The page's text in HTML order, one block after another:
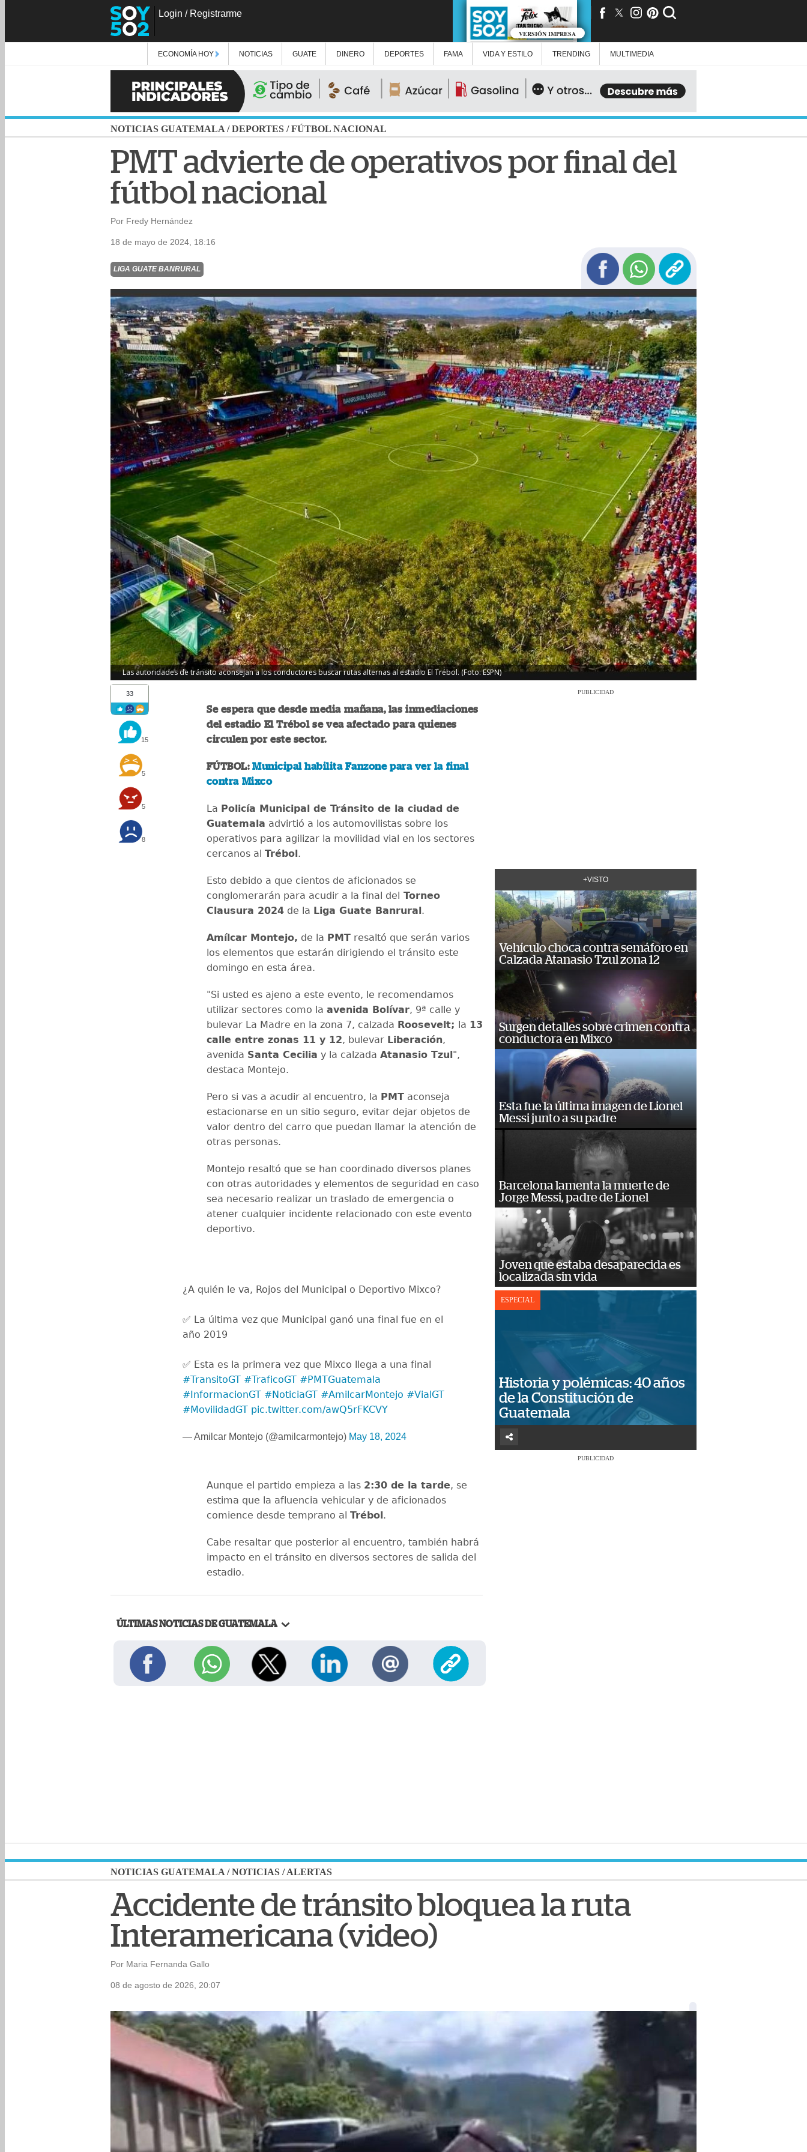
Login / Registrarme
VERSIÓN IMPRESA
ECONOMÍA HOY NOTICIAS GUATE DINERO DEPORTES FAMA VIDA Y ESTILO TRENDING MULTIMEDIA
NOTICIAS GUATEMALA /DEPORTES /FÚTBOL NACIONAL
PMT advierte de operativos por final del
fútbol nacional
Por Fredy Hernández
18 de mayo de 2024, 18:16
LIGA GUATE BANRURAL
Las autoridades de tránsito aconsejan a los conductores buscar rutas alternas al estadio El Trébol. (Foto: ESPN)
33
15
5
5
8
Se espera que desde media mañana, las inmediaciones
del estadio El Trébol se vea afectado para quienes
circulen por este sector.
FÚTBOL:Municipal habilita Fanzone para ver la final
contra Mixco
La Policía Municipal de Tránsito de la ciudad de
Guatemala advirtió a los automovilistas sobre los
operativos para agilizar la movilidad vial en los sectores
cercanos al Trébol.
Esto debido a que cientos de aficionados se
conglomerarán para acudir a la final del Torneo
Clausura 2024 de la Liga Guate Banrural.
Amílcar Montejo, de la PMT resaltó que serán varios
los elementos que estarán dirigiendo el tránsito este
domingo en esta área.
"Si usted es ajeno a este evento, le recomendamos
utilizar sectores como la avenida Bolívar, 9ª calle y
bulevar La Madre en la zona 7, calzada Roosevelt; la 13
calle entre zonas 11 y 12, bulevar Liberación,
avenida Santa Cecilia y la calzada Atanasio Tzul",
destaca Montejo.
Pero si vas a acudir al encuentro, la PMT aconseja
estacionarse en un sitio seguro, evitar dejar objetos de
valor dentro del carro que puedan llamar la atención de
otras personas.
Montejo resaltó que se han coordinado diversos planes
con otras autoridades y elementos de seguridad en caso
sea necesario realizar un traslado de emergencia o
atener cualquier incidente relacionado con este evento
deportivo.
¿A quién le va, Rojos del Municipal o Deportivo Mixco?
✅ La última vez que Municipal ganó una final fue en el
año 2019
✅ Esta es la primera vez que Mixco llega a una final
#TransitoGT #TraficoGT #PMTGuatemala
#InformacionGT #NoticiaGT #AmilcarMontejo #VialGT
#MovilidadGT pic.twitter.com/awQ5rFKCVY
— Amilcar Montejo (@amilcarmontejo) May 18, 2024
Aunque el partido empieza a las 2:30 de la tarde, se
estima que la afluencia vehicular y de aficionados
comience desde temprano al Trébol.
Cabe resaltar que posterior al encuentro, también habrá
impacto en el tránsito en diversos sectores de salida del
estadio.
ÚLTIMAS NOTICIAS DE GUATEMALA
PUBLICIDAD
+VISTO
Vehículo choca contra semáforo en
Calzada Atanasio Tzul zona 12
Surgen detalles sobre crimen contra
conductora en Mixco
Esta fue la última imagen de Lionel
Messi junto a su padre
Barcelona lamenta la muerte de
Jorge Messi, padre de Lionel
Joven que estaba desaparecida es
localizada sin vida
ESPECIAL
Historia y polémicas: 40 años
de la Constitución de
Guatemala
PUBLICIDAD
NOTICIAS GUATEMALA /NOTICIAS /ALERTAS
Accidente de tránsito bloquea la ruta
Interamericana (video)
Por Maria Fernanda Gallo
08 de agosto de 2026, 20:07